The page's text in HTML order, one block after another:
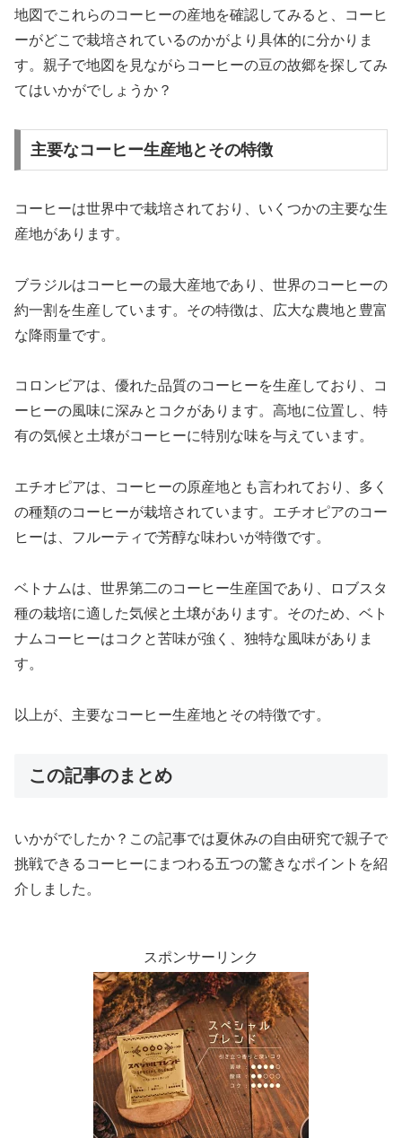
地図でこれらのコーヒーの産地を確認してみると、コーヒ
ーがどこで栽培されているのかがより具体的に分かりま
す。親子で地図を見ながらコーヒーの豆の故郷を探してみ
てはいかがでしょうか？
主要なコーヒー生産地とその特徴
コーヒーは世界中で栽培されており、いくつかの主要な生
産地があります。
ブラジルはコーヒーの最大産地であり、世界のコーヒーの
約一割を生産しています。その特徴は、広大な農地と豊富
な降雨量です。
コロンビアは、優れた品質のコーヒーを生産しており、コ
ーヒーの風味に深みとコクがあります。高地に位置し、特
有の気候と土壌がコーヒーに特別な味を与えています。
エチオピアは、コーヒーの原産地とも言われており、多く
の種類のコーヒーが栽培されています。エチオピアのコー
ヒーは、フルーティで芳醇な味わいが特徴です。
ベトナムは、世界第二のコーヒー生産国であり、ロブスタ
種の栽培に適した気候と土壌があります。そのため、ベト
ナムコーヒーはコクと苦味が強く、独特な風味がありま
す。
以上が、主要なコーヒー生産地とその特徴です。
この記事のまとめ
いかがでしたか？この記事では夏休みの自由研究で親子で
挑戦できるコーヒーにまつわる五つの驚きなポイントを紹
介しました。
スポンサーリンク